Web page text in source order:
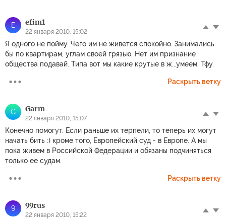
E efim1
22 января 2010, 15:02
Я одного не пойму. Чего им не живется спокойно. Занимались
бы по квартирам, углам своей грязью. Нет им признание
общества подавай. Типа вот мы какие крутые в ж...умеем. Тфу.
Раскрыть ветку
G Garm
22 января 2010, 15:07
Конечно помогут. Если раньше их терпели, то теперь их могут
начать бить :) кроме того, Европейский суд - в Европе. А мы
пока живем в Российской Федерации и обязаны подчиняться
только ее судам.
Раскрыть ветку
9 99rus
22 января 2010, 15:22